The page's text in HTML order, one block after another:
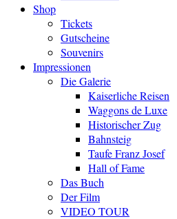
Shop
Tickets
Gutscheine
Souvenirs
Impressionen
Die Galerie
Kaiserliche Reisen
Waggons de Luxe
Historischer Zug
Bahnsteig
Taufe Franz Josef
Hall of Fame
Das Buch
Der Film
VIDEO TOUR